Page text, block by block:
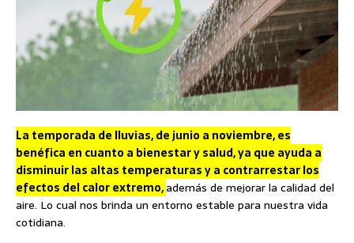
La temporada de lluvias, de junio a noviembre, es
benéfica en cuanto a bienestar y salud, ya que ayuda a
disminuir las altas temperaturas y a contrarrestar los
efectos del calor extremo,además de mejorar la calidad del
aire. Lo cual nos brinda un entorno estable para nuestra vida
cotidiana.